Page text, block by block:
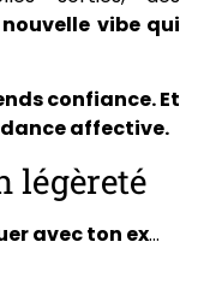
vibe qui
confiance. Et
affective.
légèreté
avec ton ex…